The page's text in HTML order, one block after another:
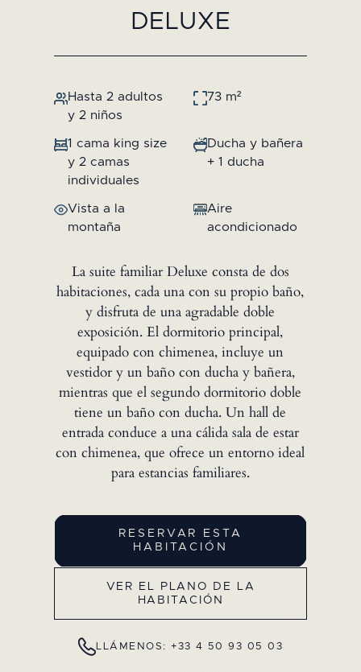
DELUXE
Hasta 2 adultos
y 2 niños
73 m²
1 cama king size
y 2 camas
individuales
Ducha y bañera
+ 1 ducha
Vista a la
montaña
Aire
acondicionado
La suite familiar Deluxe consta de dos
habitaciones, cada una con su propio baño,
y disfruta de una agradable doble
exposición. El dormitorio principal,
equipado con chimenea, incluye un
vestidor y un baño con ducha y bañera,
mientras que el segundo dormitorio doble
tiene un baño con ducha. Un hall de
entrada conduce a una cálida sala de estar
con chimenea, que ofrece un entorno ideal
para estancias familiares.
RESERVAR ESTA
HABITACIÓN
VER EL PLANO DE LA
HABITACIÓN
LLÁMENOS: +33 4 50 93 05 03